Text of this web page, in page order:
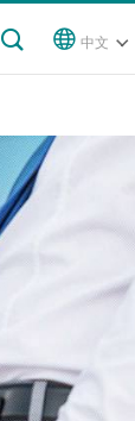
中文